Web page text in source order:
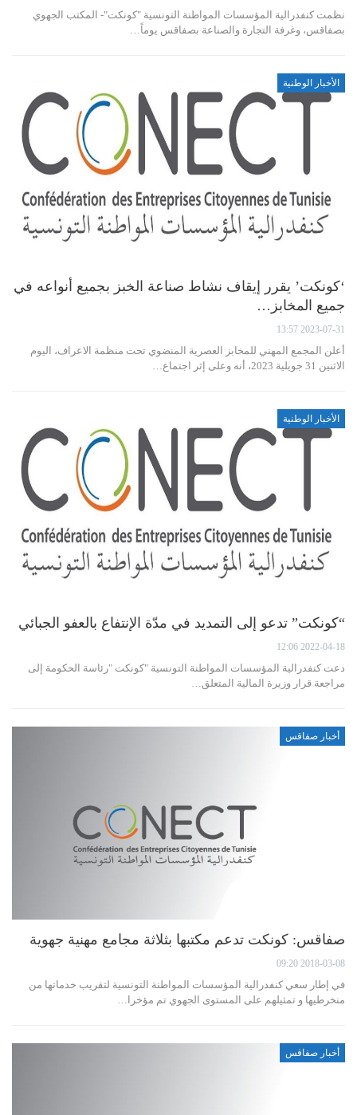
نظمت كنفدرالية المؤسسات المواطنة التونسية "كونكت"- المكتب الجهوي
بصفاقس، وغرفة التجارة والصناعة بصفاقس يوماً…
الأخبار الوطنية
‘كونكت’ يقرر إيقاف نشاط صناعة الخبز بجميع أنواعه في
جميع المخابز…
2023-07-31 13:57
أعلن المجمع المهني للمخابز العصرية المنضوي تحت منظمة الاعراف، اليوم
الاثنين 31 جويلية 2023، أنه وعلى إثر اجتماع…
الأخبار الوطنية
“كونكت” تدعو إلى التمديد في مدّة الإنتفاع بالعفو الجبائي
2022-04-18 12:06
دعت كنفدرالية المؤسسات المواطنة التونسية "كونكت "رئاسة الحكومة إلى
مراجعة قرار وزيرة المالية المتعلق…
أخبار صفاقس
صفاقس: كونكت تدعم مكتبها بثلاثة مجامع مهنية جهوية
2018-03-08 09:20
في إطار سعي كنفدرالية المؤسسات المواطنة التونسية لتقريب خدماتها من
منخرطيها و تمثيلهم على المستوى الجهوي تم مؤخرا…
أخبار صفاقس